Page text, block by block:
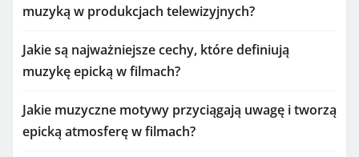
muzyką w produkcjach telewizyjnych?
Jakie są najważniejsze cechy, które definiują
muzykę epicką w filmach?
Jakie muzyczne motywy przyciągają uwagę i tworzą
epicką atmosferę w filmach?